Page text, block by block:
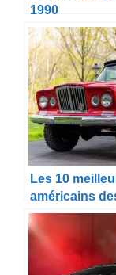
1990
Les 10
américains